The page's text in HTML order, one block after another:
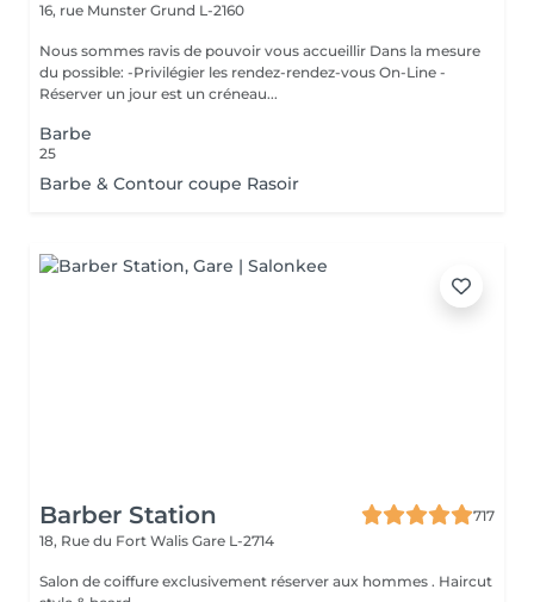
16, rue Munster Grund L-2160
Nous sommes ravis de pouvoir vous accueillir Dans la mesure
du possible: -Privilégier les rendez-rendez-vous On-Line -
Réserver un jour est un créneau...
Barbe
25
Barbe & Contour coupe Rasoir
Barber Station
717
18, Rue du Fort Walis Gare L-2714
Salon de coiffure exclusivement réserver aux hommes . Haircut